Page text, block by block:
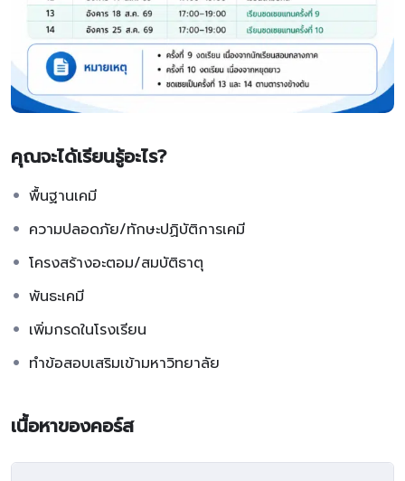
คุณจะได้เรียนรู้อะไร?
พื้นฐานเคมี
ความปลอดภัย/ทักษะปฏิบัติการเคมี
โครงสร้างอะตอม/สมบัติธาตุ
พันธะเคมี
เพิ่มกรดในโรงเรียน
ทำข้อสอบเสริมเข้ามหาวิทยาลัย
เนื้อหาของคอร์ส